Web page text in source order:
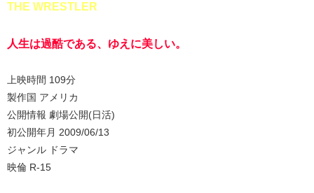
THE WRESTLER
人生は過酷である、ゆえに美しい。
上映時間 109分
製作国 アメリカ
公開情報 劇場公開(日活)
初公開年月 2009/06/13
ジャンル ドラマ
映倫 R-15